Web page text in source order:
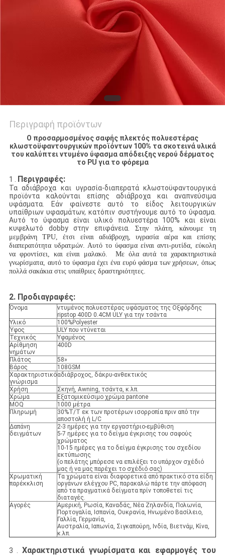
Περιγραφή προϊόντων
Ο προσαρμοσμένος σαφής πλεκτός πολυεστέρας
κλωστοϋφαντουργικών προϊόντων 100% τα σκοτεινά υλικά
του καλύπτει ντυμένο ύφασμα απόδειξης νερού δέρματος
το PU για το φόρεμα
1 . Περιγραφές:
Τα αδιάβροχα και υγρασία-διαπερατά κλωστοϋφαντουργικά
προϊόντα καλούνται επίσης αδιάβροχα και αναπνεύσιμα
υφάσματα.
Εάν φαίνεστε αυτό το είδος λειτουργικών
υπαίθριων υφασμάτων, κατόπιν συστήνουμε αυτό το ύφασμα.
Αυτό το ύφασμα είναι υλικό πολυεστέρα 100% και είναι
κυψελωτό dobby στην επιφάνεια. Στην πλάτη, κάνουμε τη
μεμβράνη TPU, έτσι είναι αδιάβροχη, υγρασία αέρα και επίσης
διαπερατότητα υδρατμών. Αυτό το ύφασμα είναι αντι-ρυτίδα, εύκολη
να φροντίσει, και είναι μαλακό. Με όλα αυτά τα χαρακτηριστικά
γνωρίσματα, αυτό το ύφασμα έχει ένα ευρύ φάσμα των χρήσεων, όπως
πολλά σακάκιαστις υπαίθριες δραστηριότητες.
2.Προδιαγραφές:
Όνομα
ντυμένος πολυεστέρας υφάσματος της Οξφόρδης
ripstop 400D 0.4CM ULY για την τσάντα
Υλικό
100%Polyester
Ύφος
ULY που ντύνεται
Τεχνικός
Υφαμένος
Αρίθμηση
νημάτων
400D
Πλάτος
58»
Βάρος
108GSM
Χαρακτηριστικό
γνώρισμα
αδιάβροχος, δάκρυ-ανθεκτικός
Χρήση
Σκηνή, Awning, τσάντα, κ.λπ.
Χρώμα
Εξατομικεύσιμο χρώμα pantone
MOQ
1000 μέτρα
Πληρωμή
30%T/T εκ των προτέρων ισορροπία πριν από την
αποστολή ή L/C
Δαπάνη
δειγμάτων
2-3 ημέρες για την εργαστήριο-εμβύθιση
5-7 ημέρες για το δείγμα έγκρισης του σαφούς
χρώματος
10-15 ημέρες για το δείγμα έγκρισης του σχεδίου
εκτύπωσης
(ο πελάτης μπόρεσε να επιλέξει το υπάρχον σχέδιό
μας ή να μας παρέχει το σχέδιό σας)
Χρωματική
παρέκκλιση
Τα χρώματα είναι διαφορετικά από πρακτικό στα είδη
οργάνων ελέγχου PC, παρακαλώ πάρτε την απόφαση
από τα πραγματικά δείγματα πρίν τοποθετεί τις
διαταγές.
Αγορές
Αμερική, Ρωσία, Καναδάς, Νέα Ζηλανδία, Πολωνία,
Πορτογαλία, Ισπανία, Ουκρανία, Ηνωμένο Βασίλειο,
Γαλλία, Γερμανία,
Αυστραλία, Ιαπωνία, Σιγκαπούρη, Ινδία, Βιετνάμ, Κίνα,
κ.λπ.
3 . Χαρακτηριστικά γνωρίσματα και εφαρμογές του